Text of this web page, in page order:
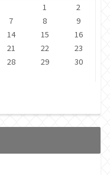
1
2
7 8
9
14 15
16
21 22
23
28 29
30